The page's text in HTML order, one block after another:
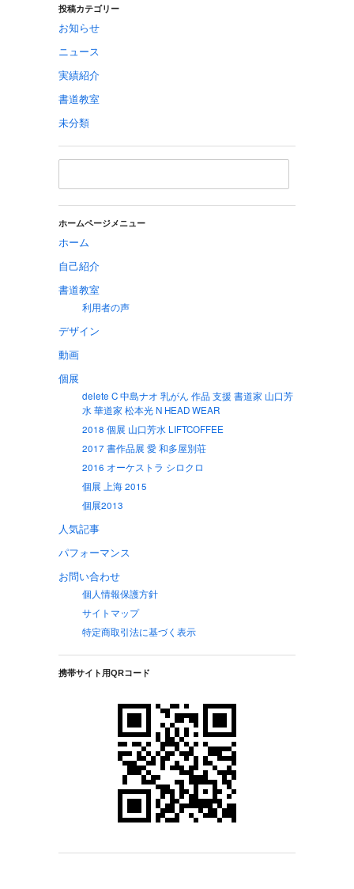
投稿カテゴリー
お知らせ
ニュース
実績紹介
書道教室
未分類
ホームページメニュー
ホーム
自己紹介
書道教室
利用者の声
デザイン
動画
個展
delete C 中島ナオ 乳がん 作品 支援 書道家 山口芳
水 華道家 松本光 N HEAD WEAR
2018 個展 山口芳水 LIFTCOFFEE
2017 書作品展 愛 和多屋別荘
2016 オーケストラ シロクロ
個展 上海 2015
個展2013
人気記事
パフォーマンス
お問い合わせ
個人情報保護方針
サイトマップ
特定商取引法に基づく表示
携帯サイト用QRコード